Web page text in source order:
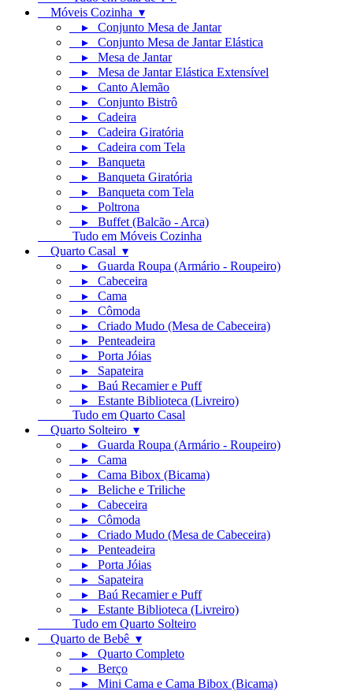
Móveis Cozinha ▾
▸ Conjunto Mesa de Jantar
▸ Conjunto Mesa de Jantar Elástica
▸ Mesa de Jantar
▸ Mesa de Jantar Elástica Extensível
▸ Canto Alemão
▸ Conjunto Bistrô
▸ Cadeira
▸ Cadeira Giratória
▸ Cadeira com Tela
▸ Banqueta
▸ Banqueta Giratória
▸ Banqueta com Tela
▸ Poltrona
▸ Buffet (Balcão - Arca)
Tudo em Móveis Cozinha
Quarto Casal ▾
▸ Guarda Roupa (Armário - Roupeiro)
▸ Cabeceira
▸ Cama
▸ Cômoda
▸ Criado Mudo (Mesa de Cabeceira)
▸ Penteadeira
▸ Porta Jóias
▸ Sapateira
▸ Baú Recamier e Puff
▸ Estante Biblioteca (Livreiro)
Tudo em Quarto Casal
Quarto Solteiro ▾
▸ Guarda Roupa (Armário - Roupeiro)
▸ Cama
▸ Cama Bibox (Bicama)
▸ Beliche e Triliche
▸ Cabeceira
▸ Cômoda
▸ Criado Mudo (Mesa de Cabeceira)
▸ Penteadeira
▸ Porta Jóias
▸ Sapateira
▸ Baú Recamier e Puff
▸ Estante Biblioteca (Livreiro)
Tudo em Quarto Solteiro
Quarto de Bebê ▾
▸ Quarto Completo
▸ Berço
▸ Mini Cama e Cama Bibox (Bicama)